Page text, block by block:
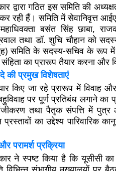
द्वारा गठित इस समिति की
रही हैं। समिति में सेवानिवृत्त
बसंत सिंह छाबा,
तथा डॉ. शुचि चौहान को
समिति के सदस्य-सचिव के रूप में
का प्रारूप तैयार करना और
की प्रमुख विशेषताएं
किए जा रहे प्रारूप में विवाह
पर पूर्ण प्रतिबंध लगाने
तथा पैतृक संपत्ति में
का उद्देश्य पारिवारिक
परामर्श प्रक्रिया
ने स्पष्ट किया है कि यूसीसी